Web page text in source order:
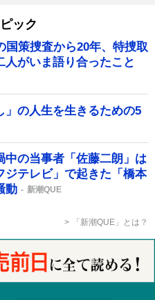
ック
策捜査から20年、特捜取
がいま語り合ったこと
」の人生を生きるための5
中の当事者「佐藤二朗」は
テレビ」で起きた「橋本
動
新潮QUE
「新潮QUE」とは？